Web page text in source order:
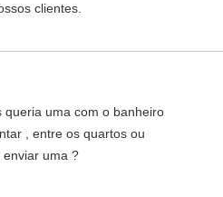
clientes.
uma com o banheiro
, entre os quartos ou
enviar uma ?